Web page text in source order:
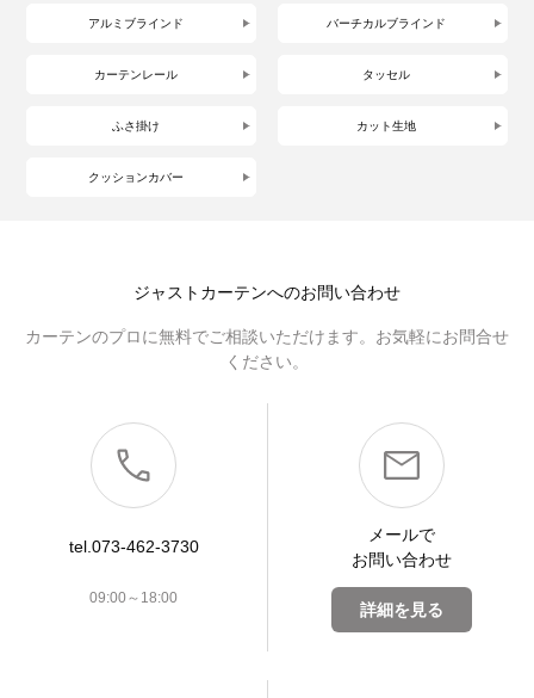
アルミブラインド バーチカルブラインド
カーテンレール タッセル
ふさ掛け カット生地
クッションカバー
ジャストカーテンへのお問い合わせ
カーテンのプロに無料でご相談いただけます。お気軽にお問合せ
ください。
tel.073-462-3730
09:00～18:00
メールで
お問い合わせ
詳細を見る